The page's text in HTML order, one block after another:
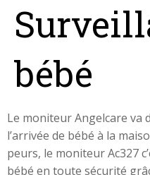
bébé
Le moniteur Angelcare va
l’arrivée de bébé à la
peurs, le moniteur Ac327
bébé en toute sécurité